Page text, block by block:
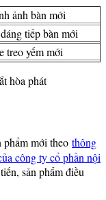
ảnh bàn mới
tiếp bàn mới
treo yếm mới
hòa phát
phẩm mới theo thông
công ty cổ phần nội
sản phẩm điều